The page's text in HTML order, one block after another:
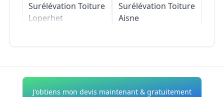
Surélévation Toiture
Loperhet
Surélévation Toiture
Surélévation Toiture
Aisne
Surélévation Toiture
J'obtiens mon devis maintenant & gratuitement